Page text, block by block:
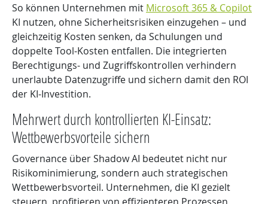
So können Unternehmen mit Microsoft 365 & Copilot
KI nutzen, ohne Sicherheitsrisiken einzugehen – und
gleichzeitig Kosten senken, da Schulungen und
doppelte Tool-Kosten entfallen. Die integrierten
Berechtigungs- und Zugriffskontrollen verhindern
unerlaubte Datenzugriffe und sichern damit den ROI
der KI-Investition.
Mehrwert durch kontrollierten KI-Einsatz:
Wettbewerbsvorteile sichern
Governance über Shadow AI bedeutet nicht nur
Risikominimierung, sondern auch strategischen
Wettbewerbsvorteil. Unternehmen, die KI gezielt